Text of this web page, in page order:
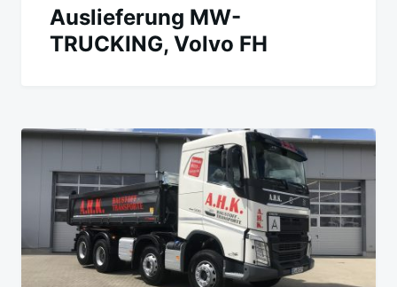
Auslieferung MW-
TRUCKING, Volvo FH